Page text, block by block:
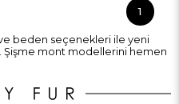
1
beden seçenekleri ile yeni
Şişme mont modellerini hemen